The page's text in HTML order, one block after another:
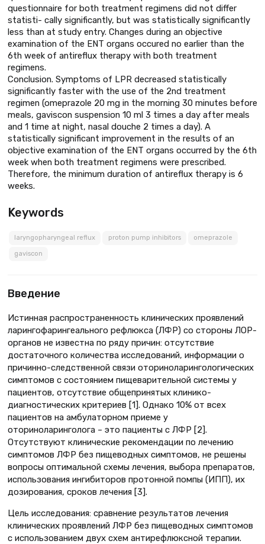
questionnaire for both treatment regimens did not differ
statisti- cally significantly, but was statistically significantly
less than at study entry. Changes during an objective
examination of the ENT organs occured no earlier than the
6th week of antireflux therapy with both treatment
regimens.
Conclusion. Symptoms of LPR decreased statistically
significantly faster with the use of the 2nd treatment
regimen (omeprazole 20 mg in the morning 30 minutes before
meals, gaviscon suspension 10 ml 3 times a day after meals
and 1 time at night, nasal douche 2 times a day). A
statistically significant improvement in the results of an
objective examination of the ENT organs occurred by the 6th
week when both treatment regimens were prescribed.
Therefore, the minimum duration of antireflux therapy is 6
weeks.
Keywords
laryngopharyngeal reflux proton pump inhibitors omeprazole
gaviscon
Введение
Истинная распространенность клинических проявлений
ларингофарингеального рефлюкса (ЛФР) со стороны ЛОР-
органов не известна по ряду причин: отсутствие
достаточного количества исследований, информации о
причинно-следственной связи оториноларингологических
симптомов с состоянием пищеварительной системы у
пациентов, отсутствие общепринятых клинико-
диагностических критериев [1]. Однако 10% от всех
пациентов на амбулаторном приеме у
оториноларинголога – это пациенты с ЛФР [2].
Отсутствуют клинические рекомендации по лечению
симптомов ЛФР без пищеводных симптомов, не решены
вопросы оптимальной схемы лечения, выбора препаратов,
использования ингибиторов протонной помпы (ИПП), их
дозирования, сроков лечения [3].
Цель исследования: сравнение результатов лечения
клинических проявлений ЛФР без пищеводных симптомов
с использованием двух схем антирефлюксной терапии.